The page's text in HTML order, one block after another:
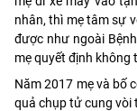
nhân, thì mẹ tâm sự
được như ngoài
mẹ quyết định không
Năm 2017 mẹ và bố
quả chụp tử cung vòi